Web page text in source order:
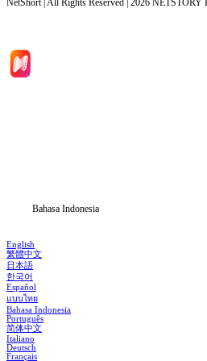
NetShort | All Rights Reserved | 2026 NETSTORY
Bahasa Indonesia
English
繁體中文
日本語
한국어
Español
แบบไทย
Bahasa Indonesia
Português
简体中文
Italiano
Deutsch
Français